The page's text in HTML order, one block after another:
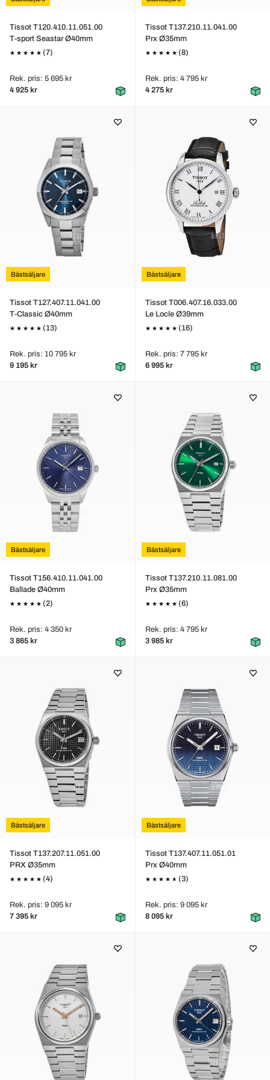
Tissot T120.410.11.051.00
T-sport Seastar Ø40mm
(7)
Rek. pris: 5 695 kr
4 925 kr
Tissot T137.210.11.041.00
Prx Ø35mm
(8)
Rek. pris: 4 795 kr
4 275 kr
Bästsäljare
Tissot T127.407.11.041.00
T-Classic Ø40mm
(13)
Rek. pris: 10 795 kr
9 195 kr
Bästsäljare
Tissot T006.407.16.033.00
Le Locle Ø39mm
(16)
Rek. pris: 7 795 kr
6 995 kr
Bästsäljare
Tissot T156.410.11.041.00
Ballade Ø40mm
(2)
Rek. pris: 4 350 kr
3 865 kr
Bästsäljare
Tissot T137.210.11.081.00
Prx Ø35mm
(6)
Rek. pris: 4 795 kr
3 985 kr
Bästsäljare
Tissot T137.207.11.051.00
PRX Ø35mm
(4)
Rek. pris: 9 095 kr
7 395 kr
Bästsäljare
Tissot T137.407.11.051.01
Prx Ø40mm
(3)
Rek. pris: 9 095 kr
8 095 kr